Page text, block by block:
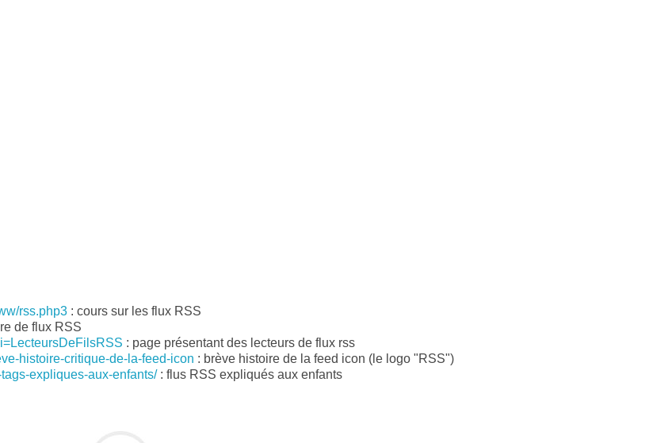
rss.php3 : cours sur les flux RSS
de flux RSS
: page présentant des lecteurs de flux rss
histoire-critique-de-la-feed-icon : brève histoire de la feed icon (le logo "RSS")
expliques-aux-enfants/: flus RSS expliqués aux enfants